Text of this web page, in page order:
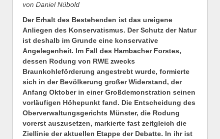
von Daniel Nübold
Der Erhalt des Bestehenden ist das ureigene
Anliegen des Konservatismus. Der Schutz der Natur
ist deshalb im Grunde eine konservative
Angelegenheit. Im Fall des Hambacher Forstes,
dessen Rodung von RWE zwecks
Braunkohleförderung angestrebt wurde, formierte
sich in der Bevölkerung großer Widerstand, der
Anfang Oktober in einer Großdemonstration seinen
vorläufigen Höhepunkt fand. Die Entscheidung des
Oberverwaltungsgerichts Münster, die Rodung
vorerst auszusetzen, markierte fast zeitgleich die
Ziellinie der aktuellen Etappe der Debatte. In ihr ist